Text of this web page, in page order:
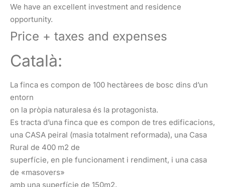
We have an excellent investment and residence
opportunity.
Price + taxes and expenses
Català:
La finca es compon de 100 hectàrees de bosc dins d’un
entorn
on la pròpia naturalesa és la protagonista.
Es tracta d’una finca que es compon de tres edificacions,
una CASA peiral (masia totalment reformada), una Casa
Rural de 400 m2 de
superfície, en ple funcionament i rendiment, i una casa
de «masovers»
amb una superfície de 150m2.